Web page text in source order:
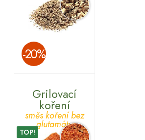
CO
­-20%
Grilovací
koření
směs koření bez
glutamátu
TOP!